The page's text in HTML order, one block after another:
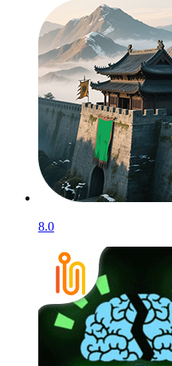
8.0